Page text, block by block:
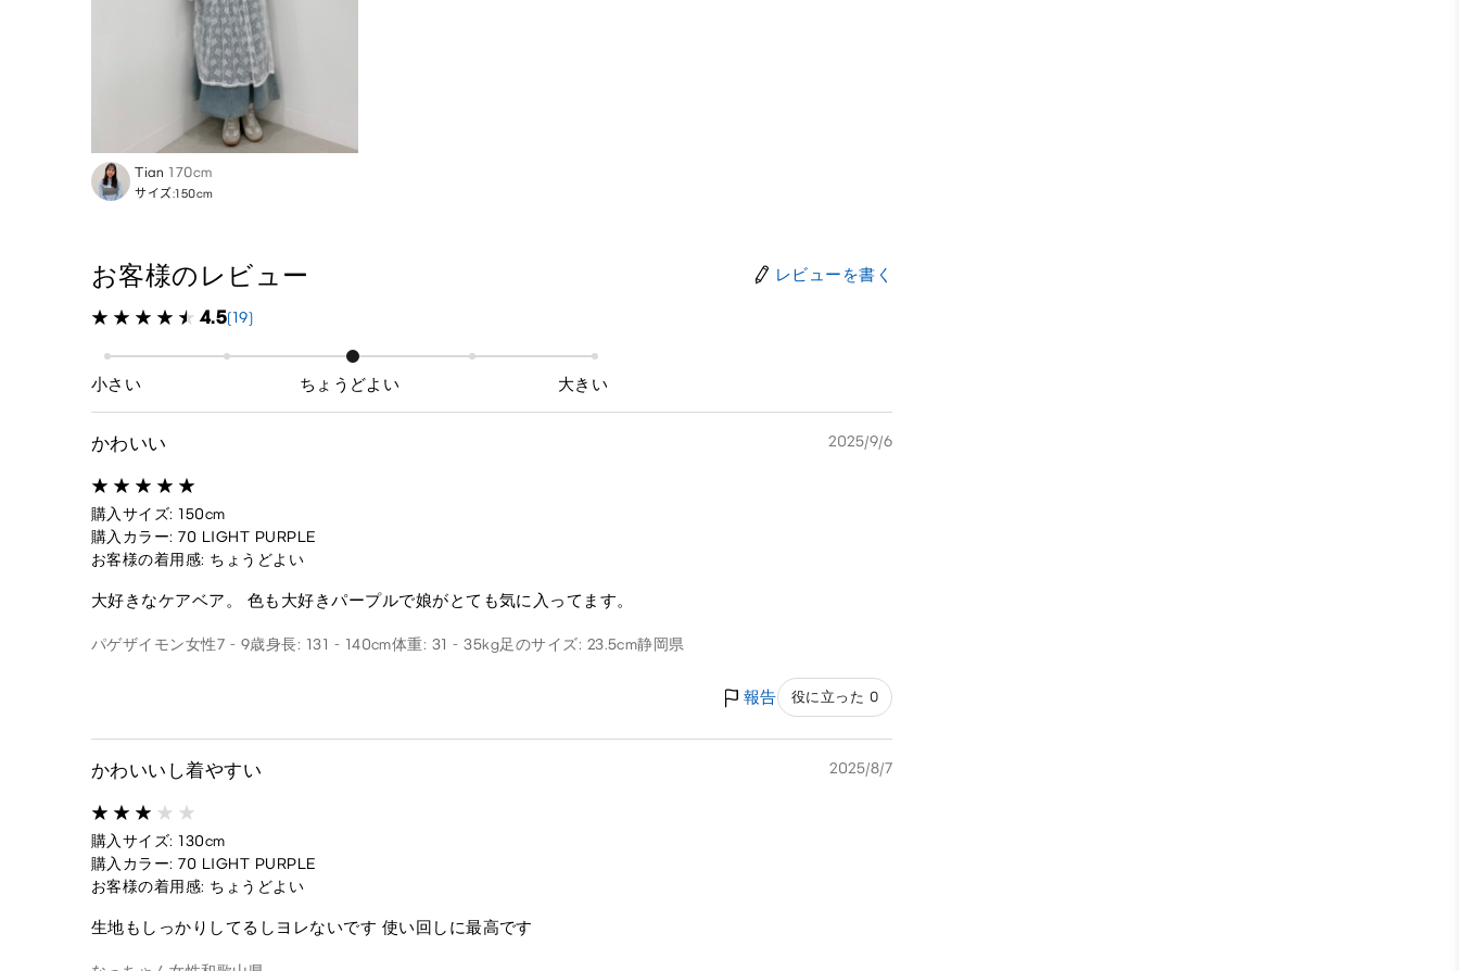
Tian 170cm
サイズ:150cm
お客様のレビュー レビューを書く
4.5(19)
小さい ちょうどよい 大きい
かわいい 2025/9/6
購入サイズ: 150cm
購入カラー: 70 LIGHT PURPLE
お客様の着用感: ちょうどよい
大好きなケアベア。 色も大好きパープルで娘がとても気に入ってます。
パゲザイモン女性7 - 9歳身長: 131 - 140cm体重: 31 - 35kg足のサイズ: 23.5cm静岡県
報告 役に立った 0
かわいいし着やすい 2025/8/7
購入サイズ: 130cm
購入カラー: 70 LIGHT PURPLE
お客様の着用感: ちょうどよい
生地もしっかりしてるしヨレないです 使い回しに最高です